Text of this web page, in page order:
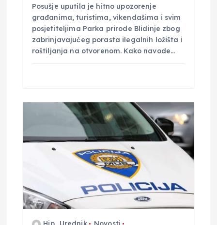
Posušje uputila je hitno upozorenje
građanima, turistima, vikendašima i svim
posjetiteljima Parka prirode Blidinje zbog
zabrinjavajućeg porasta ilegalnih ložišta i
roštiljanja na otvorenom. Kako navode…